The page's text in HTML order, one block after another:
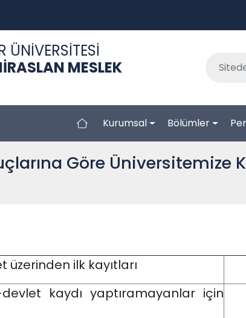
ÜNİVERSİTESİ
MESLEK
Kurumsal Bölümler
Göre Üniversitemize
ilk kayıtları
kaydı yaptıramayanlar için